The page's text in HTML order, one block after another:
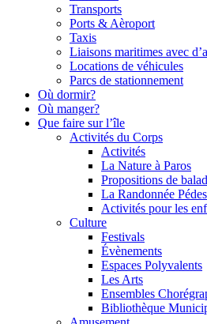
Transports
Ports & Aèroport
Taxis
Liaisons maritimes avec
Locations de véhicules
Parcs de stationnement
Où dormir?
Où manger?
Que faire sur l’île
Activités du Corps
Activités
La Nature à Paros
Propositions de
La Randonnée
Activités pour les
Culture
Festivals
Évènements
Espaces Polyvalents
Les Arts
Ensembles
Bibliothèque